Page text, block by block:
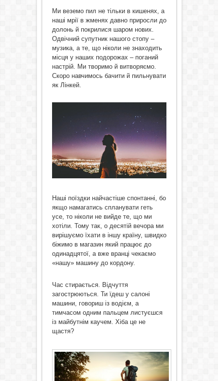
Ми веземо пил не тільки в кишенях, а
наші мрії в жменях давно приросли до
долонь й покрилися шаром нових.
Одвічний супутник нашого стопу –
музика, а те, що ніколи не знаходить
місця у наших подорожах – поганий
настрій. Ми творимо й витворяємо.
Скоро навчимось бачити й пильнувати
як Лінкей.
Наші поїздки найчастіше спонтанні, бо
якщо намагатись спланувати геть
усе, то ніколи не вийде те, що ми
хотіли. Тому так, о десятій вечора ми
вирішуємо їхати в іншу країну, швидко
біжимо в магазин який працює до
одинадцятої, а вже вранці чекаємо
«нашу» машину до кордону.
Час стирається. Відчуття
загострюються. Ти їдеш у салоні
машини, говориш із водієм, а
тимчасом одним пальцем листуєшся
із майбутнім каучем. Хіба це не
щастя?